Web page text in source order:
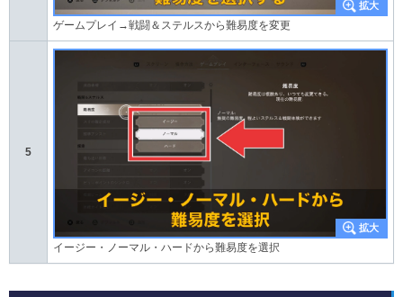
ゲームプレイ→戦闘＆ステルスから難易度を変更
5
イージー・ノーマル・ハードから難易度を選択